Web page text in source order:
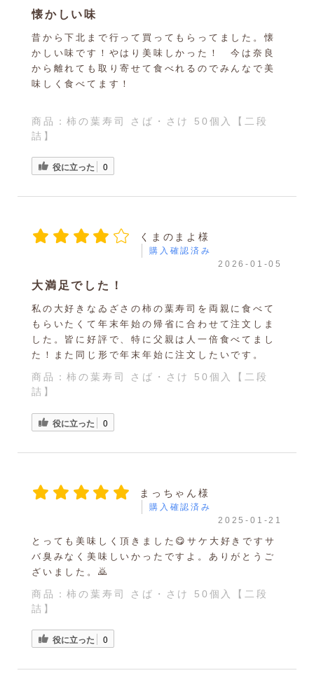
懐かしい味
昔から下北まで行って買ってもらってました。懐
かしい味です！やはり美味しかった！ 今は奈良
から離れても取り寄せて食べれるのでみんなで美
味しく食べてます！
商品：柿の葉寿司 さば・さけ 50個入【二段
詰】
役に立った 0
くまのまよ様
購入確認済み
2026-01-05
大満足でした！
私の大好きなゐざさの柿の葉寿司を両親に食べて
もらいたくて年末年始の帰省に合わせて注文しま
した。皆に好評で、特に父親は人一倍食べてまし
た！また同じ形で年末年始に注文したいです。
商品：柿の葉寿司 さば・さけ 50個入【二段
詰】
役に立った 0
まっちゃん様
購入確認済み
2025-01-21
とっても美味しく頂きました😋サケ大好きですサ
バ臭みなく美味しいかったですよ。ありがとうご
ざいました。🙇
商品：柿の葉寿司 さば・さけ 50個入【二段
詰】
役に立った 0